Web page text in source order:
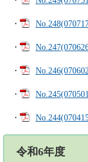
・
・
・
・
・
令和6年度